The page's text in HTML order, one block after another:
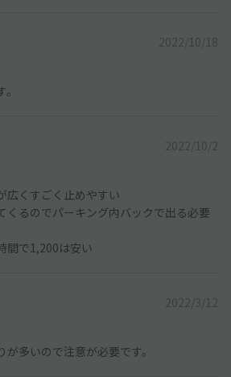
2022/10/18
2022/10/2
広くすごく止めやすい
くるのでパーキング内バックで出る必要
間で1,200は安い
2022/3/12
多いので注意が必要です。